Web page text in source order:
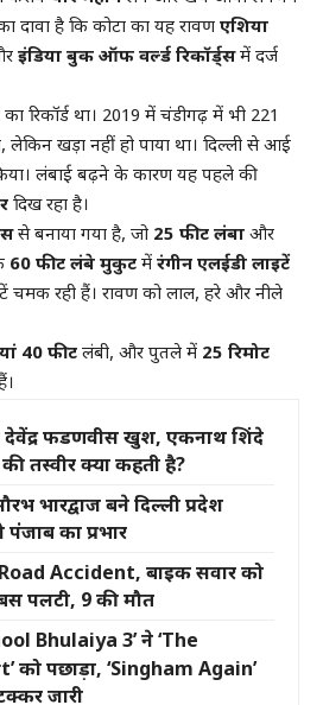
दावा है कि कोटा का यह रावण एशिया
इंडिया बुक ऑफ वर्ल्ड रिकॉर्ड्समें दर्ज
का रिकॉर्ड था। 2019 में चंडीगढ़ में भी 221
खड़ा नहीं हो पाया था। दिल्ली से आई
लंबाई बढ़ने के कारण यह पहले की
दिख रहा है।
से बनाया गया है, जो 25 फीट लंबा और
60 फीट लंबे मुकुट में रंगीन एलईडी लाइटें
चमक रही हैं। रावण को लाल, हरे और नीले
40 फीट लंबी, और पुतले में 25 रिमोट
फडणवीस खुश, एकनाथ शिंदे
तस्वीर क्या कहती है?
भारद्वाज बने दिल्ली प्रदेश
पंजाब का प्रभार
Road Accident, बाइक सवार को
पलटी, 9 की मौत
Bhulaiya 3’ ने ‘The
को पछाड़ा, ‘Singham Again’
जारी